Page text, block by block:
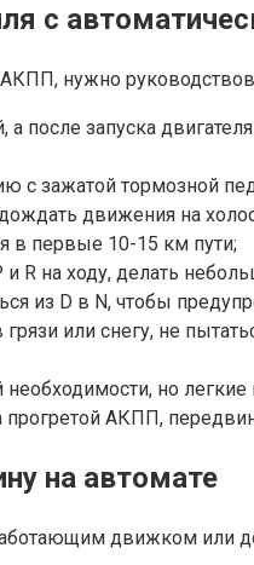
с
нужно
после запуска
с зажатой тормозной
движения на
в первые 10-15 км пути;
и R на ходу, делать
из D в N, чтобы
или снегу, не
необходимости, но
АКПП,
на автомате
движком или